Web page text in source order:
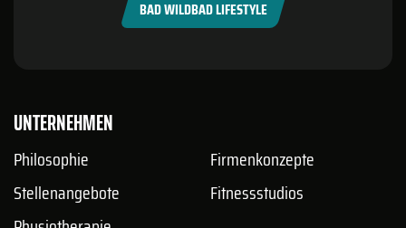
BAD WILDBAD LIFESTYLE
UNTERNEHMEN
Philosophie
Stellenangebote
Firmenkonzepte
Fitnessstudios